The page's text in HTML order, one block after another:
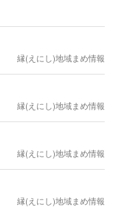
縁(えにし)地域まめ情報
縁(えにし)地域まめ情報
縁(えにし)地域まめ情報
縁(えにし)地域まめ情報